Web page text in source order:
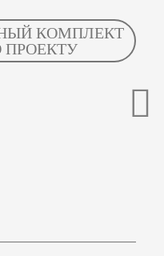
КОМПЛЕКТ
ПРОЕКТУ